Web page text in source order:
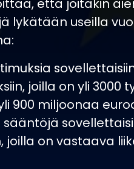
että joitakin
lykätään useilla
joilla on yli 3000
900 miljoonaa
sääntöjä
joilla on vastaava